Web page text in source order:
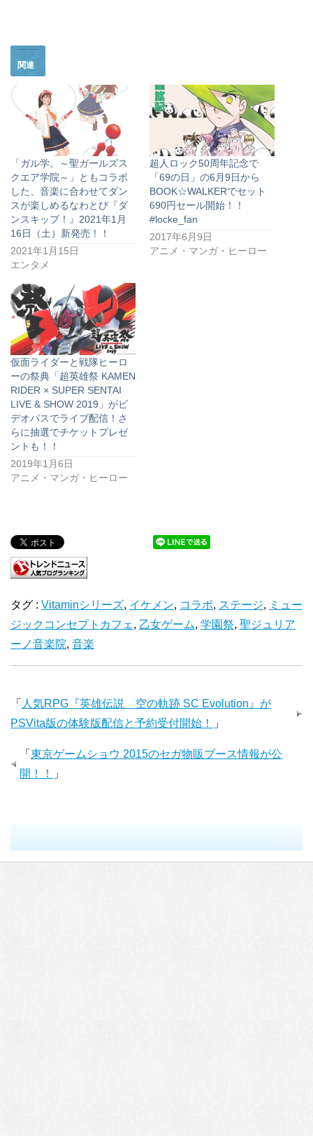
関連
「ガル学。～聖ガールズス
クエア学院～」ともコラボ
した、音楽に合わせてダン
スが楽しめるなわとび『ダ
ンスキップ！』2021年1月
16日（土）新発売！！
2021年1月15日
エンタメ
超人ロック50周年記念で
「69の日」の6月9日から
BOOK☆WALKERでセット
690円セール開始！！
#locke_fan
2017年6月9日
アニメ・マンガ・ヒーロー
仮面ライダーと戦隊ヒーロ
ーの祭典「超英雄祭 KAMEN
RIDER × SUPER SENTAI
LIVE & SHOW 2019」がビ
デオパスでライブ配信！さ
らに抽選でチケットプレゼ
ントも！！
2019年1月6日
アニメ・マンガ・ヒーロー
タグ : Vitaminシリーズ, イケメン, コラボ, ステージ, ミュー
ジックコンセプトカフェ , 乙女ゲーム, 学園祭, 聖ジュリア
ーノ音楽院, 音楽
「 人気RPG『英雄伝説 空の軌跡 SC Evolution』が
PSVita版の体験版配信と予約受付開始！
」
「 東京ゲームショウ 2015のセガ物販ブース情報が公
開！！
」